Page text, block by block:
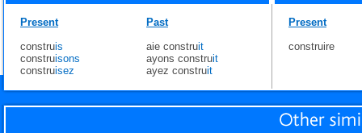
Present
construis
construisons
construisez
Past
aie construit
ayons construit
ayez construit
Present
construire